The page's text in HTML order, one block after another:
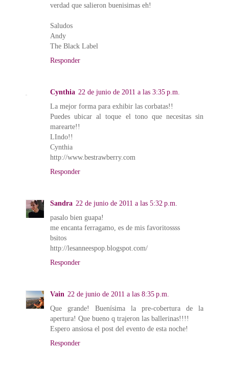
verdad que salieron buenisimas eh!
Saludos
Andy
The Black Label
Responder
Cynthia 22 de junio de 2011 a las 3:35 p.m.
La mejor forma para exhibir las corbatas!!
Puedes ubicar al toque el tono que necesitas sin
marearte!!
LIndo!!
Cynthia
http://www.bestrawberry.com
Responder
Sandra 22 de junio de 2011 a las 5:32 p.m.
pasalo bien guapa!
me encanta ferragamo, es de mis favoritossss
bsitos
http://lesanneespop.blogspot.com/
Responder
Vain 22 de junio de 2011 a las 8:35 p.m.
Que grande! Buenísima la pre-cobertura de la
apertura! Que bueno q trajeron las ballerinas!!!!
Espero ansiosa el post del evento de esta noche!
Responder